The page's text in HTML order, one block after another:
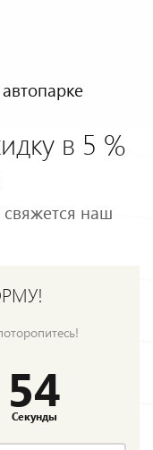
в 5 %
свяжется наш
53
Секунды